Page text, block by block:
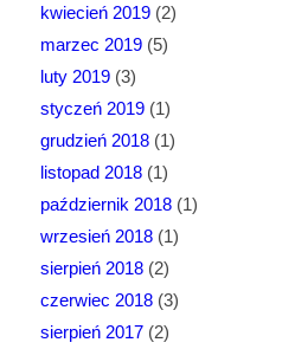
kwiecień 2019(2)
marzec 2019(5)
luty 2019(3)
styczeń 2019(1)
grudzień 2018(1)
listopad 2018(1)
październik 2018(1)
wrzesień 2018(1)
sierpień 2018(2)
czerwiec 2018(3)
sierpień 2017(2)